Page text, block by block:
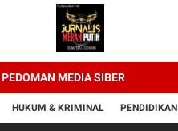
PEDOMAN MEDIA SIBER
HUKUM & KRIMINAL PENDIDIKAN